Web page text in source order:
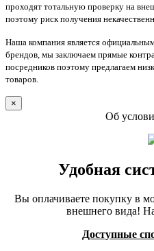
проходят тотальную проверку на
поэтому риск получения
Наша компания является
брендов, мы заключаем прямые
посредников поэтому предлагаем
товаров.
×
Об
Удобная
Вы оплачиваете покупку в
внешнего вида!
Доступные